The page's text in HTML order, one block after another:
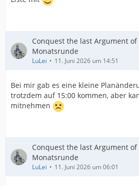
Conquest the last Argument of
Monatsrunde
LuLei 11. Juni 2026 um 14:51
Bei mir gab es eine kleine
trotzdem auf 15:00 kommen, aber
mitnehmen
Conquest the last Argument of
Monatsrunde
LuLei 11. Juni 2026 um 06:01